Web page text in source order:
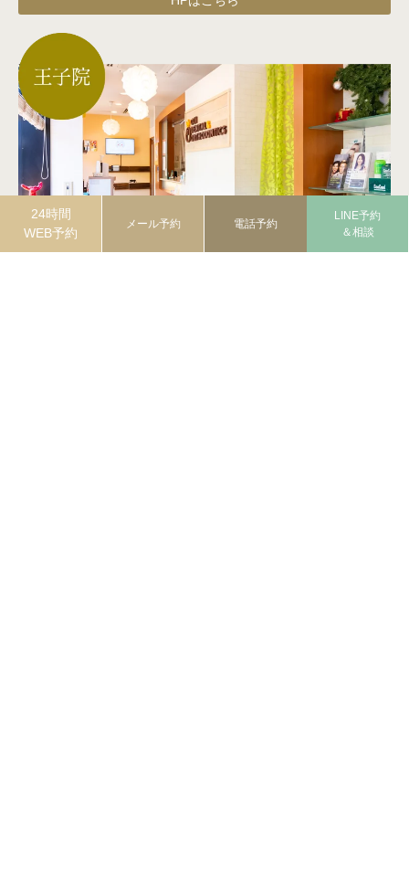
24時間
WEB予約
メール予約 電話予約
LINE予約
＆相談